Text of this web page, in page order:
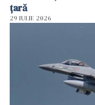
țară
29 IULIE 2026